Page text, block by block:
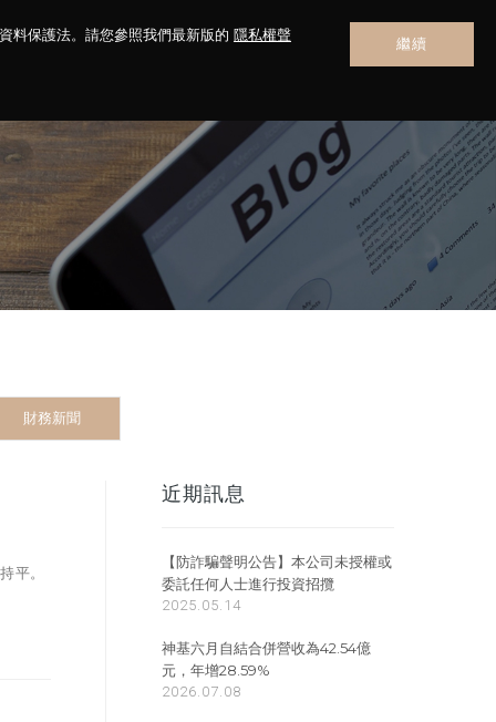
料保護法。請您參照我們最新版的 隱私權聲
繼續
聯絡我們
財務新聞
平。
近期訊息
【防詐騙聲明公告】本公司未授權或
委託任何人士進行投資招攬
2025.05.14
神基六月自結合併營收為42.54億
元，年增28.59%
2026.07.08